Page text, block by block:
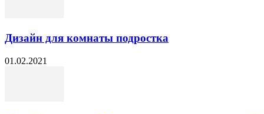
Дизайн для комнаты подростка
01.02.2021